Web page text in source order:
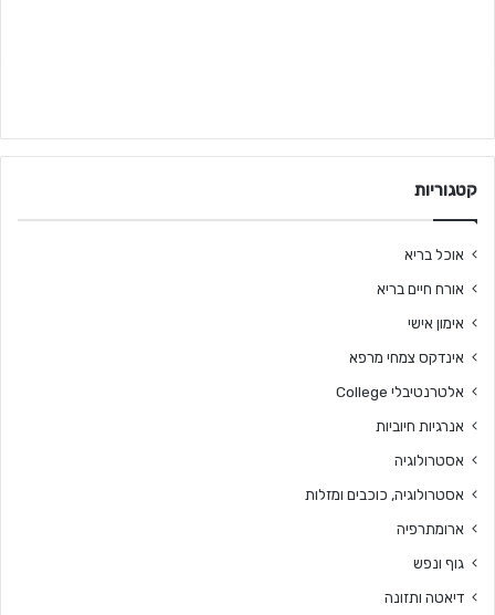
קטגוריות
אוכל בריא
אורח חיים בריא
אימון אישי
אינדקס צמחי מרפא
אלטרנטיבלי College
אנרגיות חיוביות
אסטרולוגיה
אסטרולוגיה, כוכבים ומזלות
ארומתרפיה
גוף ונפש
דיאטה ותזונה